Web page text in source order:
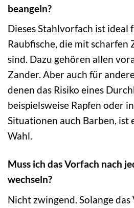
beangeln?
Dieses Stahlvorfach ist ideal
Raubfische, die mit scharfen
sind. Dazu gehören allen
Zander. Aber auch für
denen das Risiko eines
beispielsweise Rapfen oder
Situationen auch Barben, ist
Wahl.
Muss ich das Vorfach nach
wechseln?
Nicht zwingend. Solange